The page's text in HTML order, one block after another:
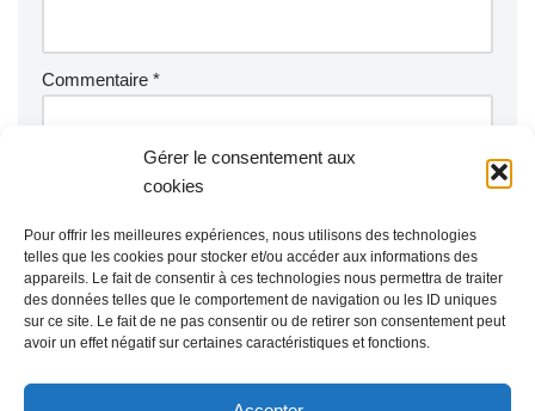
Gérer le consentement aux
cookies
Pour offrir les meilleures expériences, nous utilisons des technologies
telles que les cookies pour stocker et/ou accéder aux informations des
appareils. Le fait de consentir à ces technologies nous permettra de traiter
des données telles que le comportement de navigation ou les ID uniques
sur ce site. Le fait de ne pas consentir ou de retirer son consentement peut
avoir un effet négatif sur certaines caractéristiques et fonctions.
Commentaire *